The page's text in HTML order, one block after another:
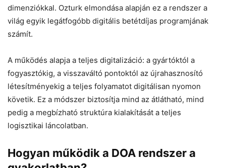
dimenziókkal. Ozturk elmondása alapján ez a rendszer a
világ egyik legátfogóbb digitális betétdíjas programjának
számít.
A működés alapja a teljes digitalizáció: a gyártóktól a
fogyasztókig, a visszaváltó pontoktól az újrahasznosító
létesítményekig a teljes folyamatot digitálisan nyomon
követik. Ez a módszer biztosítja mind az átlátható, mind
pedig a megbízható struktúra kialakítását a teljes
logisztikai láncolatban.
Hogyan működik a DOA rendszer a